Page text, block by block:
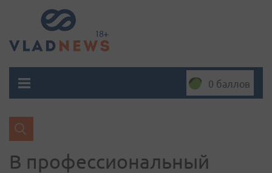
0 баллов
В профессиональный